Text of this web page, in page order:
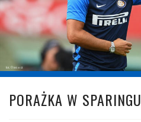
fot. © inter.it
PORAŻKA W SPARINGU